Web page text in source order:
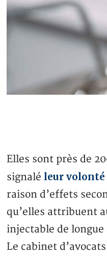
Elles sont près de
signalé leur volonté
raison d’effets
qu’elles attribuent
injectable de
Le cabinet